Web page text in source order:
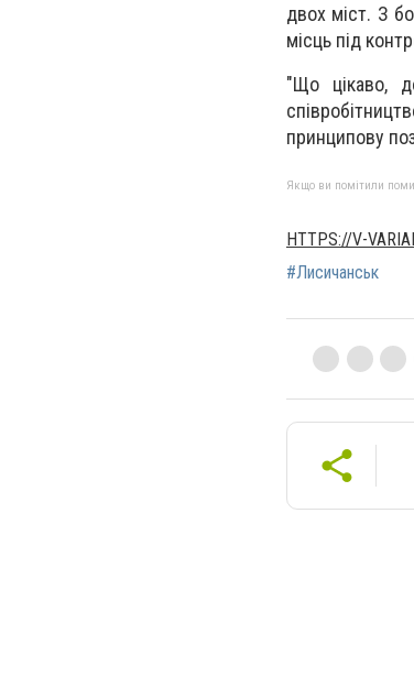
двох міст. З
місць під
"Що цікаво,
принципову
Якщо ви помітили
HTTPS://V-
#Лисичанськ